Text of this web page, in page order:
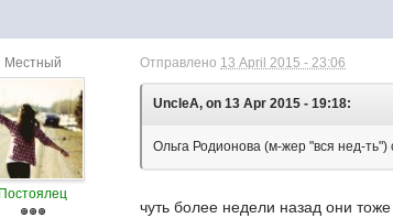
Местный
Постоялец
Отправлено 13 April 2015 - 23:06
UncleA, on 13 Apr 2015 - 19:18:
Ольга Родионова (м-жер "вся нед-ть")
чуть более недели назад они